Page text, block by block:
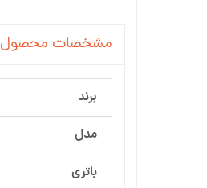
مشخصات محصول
برند
مدل
باتری